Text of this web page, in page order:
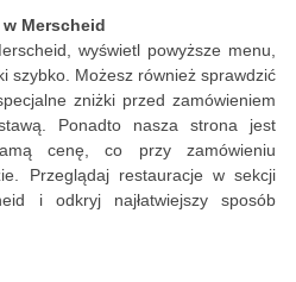
Merscheid
wyświetl powyższe menu,
szybko. Możesz również sprawdzić
zniżki przed zamówieniem
Ponadto nasza strona jest
cenę, co przy zamówieniu
Przeglądaj restauracje w sekcji
i odkryj najłatwiejszy sposób